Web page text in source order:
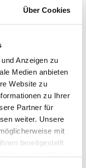
Über Cookies
Anzeigen zu
Medien anbieten
Website zu
zu Ihrer
Partner für
weiter. Unsere
mit
bereitgestellt
GELB UND